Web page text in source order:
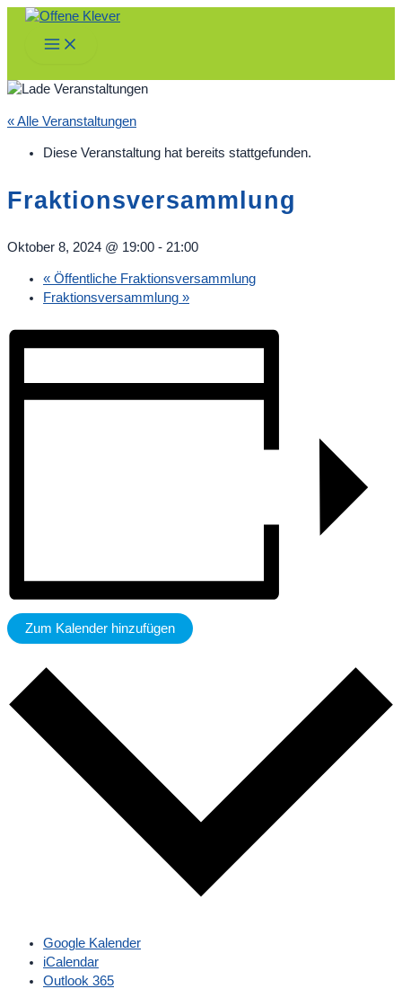
Zum
springen
Main
Menu
« Alle Veranstaltungen
Diese Veranstaltung hat bereits stattgefunden.
Fraktionsversammlung
Oktober 8, 2024 @ 19:00 - 21:00
« Öffentliche Fraktionsversammlung
Fraktionsversammlung »
Zum Kalender hinzufügen
Google Kalender
iCalendar
Outlook 365